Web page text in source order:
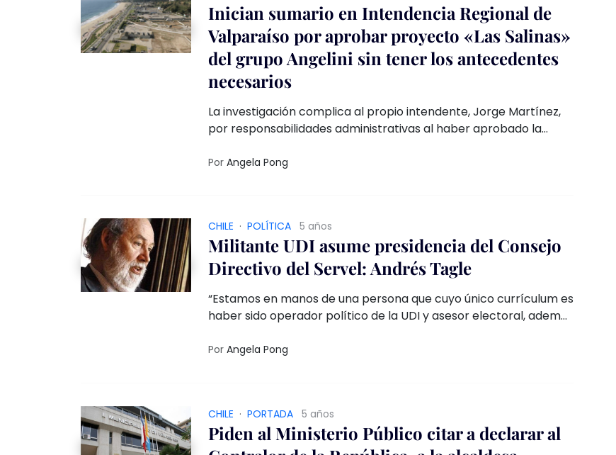
Inician sumario en Intendencia Regional de
Valparaíso por aprobar proyecto «Las Salinas»
del grupo Angelini sin tener los antecedentes
necesarios
La investigación complica al propio intendente, Jorge Martínez,
por responsabilidades administrativas al haber aprobado la
omitiendo las observaciones del CORE que alertaban de la
Por Angela Pong
CHILE · POLÍTICA 5 años
Militante UDI asume presidencia del Consejo
Directivo del Servel: Andrés Tagle
“Estamos en manos de una persona que cuyo único currículum es
haber sido operador político de la UDI y asesor electoral, además
sistemas electorales, sobre todo, la interpretación de normas
Por Angela Pong
CHILE · PORTADA 5 años
Piden al Ministerio Público citar a declarar al